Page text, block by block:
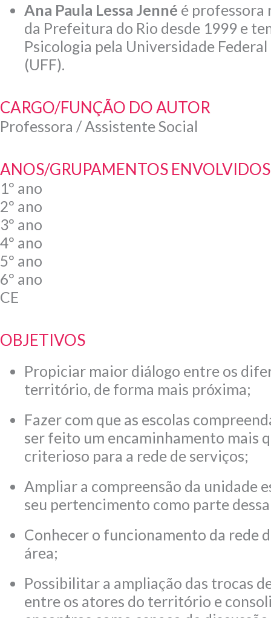
Ana Paula Lessa Jenné é professora
da Prefeitura do Rio desde 1999 e
Psicologia pela Universidade
(UFF).
CARGO/FUNÇÃO DO AUTOR
Professora / Assistente Social
ANOS/GRUPAMENTOS ENVOLVIDOS
1º ano
2º ano
3º ano
4º ano
5º ano
6º ano
CE
OBJETIVOS
Propiciar maior diálogo entre os
território, de forma mais próxima;
Fazer com que as escolas
ser feito um encaminhamento mais
criterioso para a rede de serviços;
Ampliar a compreensão da unidade
seu pertencimento como parte
Conhecer o funcionamento da rede
área;
Possibilitar a ampliação das trocas
entre os atores do território e